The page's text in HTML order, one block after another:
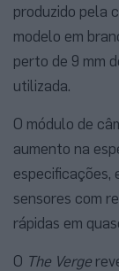
produzido pela
modelo em
perto de 9 mm
utilizada.
O módulo de
aumento na
especificações,
sensores com
rápidas em
O The Verge